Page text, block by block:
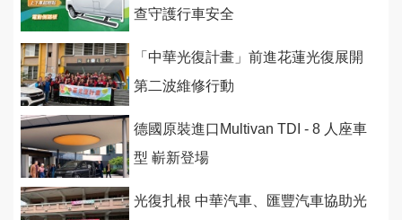
查守護行車安全
「中華光復計畫」前進花蓮光復展開
第二波維修行動
德國原裝進口Multivan TDI - 8 人座車
型 嶄新登場
光復扎根 中華汽車、匯豐汽車協助光